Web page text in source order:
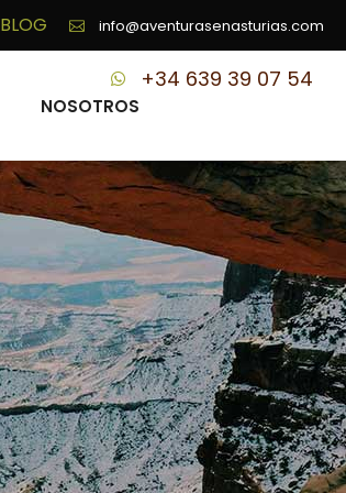
BLOG info@aventurasenasturias.com
NOSOTROS
+34 639 39 07 54